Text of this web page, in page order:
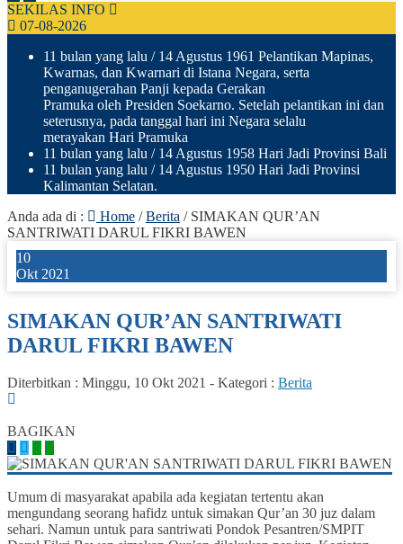
SEKILAS INFO
07-08-2026
11 bulan yang lalu / 14 Agustus 1961 Pelantikan Mapinas,
Kwarnas, dan Kwarnari di Istana Negara, serta
penganugerahan Panji kepada Gerakan
Pramuka oleh Presiden Soekarno. Setelah pelantikan ini dan
seterusnya, pada tanggal hari ini Negara selalu
merayakan Hari Pramuka
11 bulan yang lalu / 14 Agustus 1958 Hari Jadi Provinsi Bali
11 bulan yang lalu / 14 Agustus 1950 Hari Jadi Provinsi
Kalimantan Selatan.
Anda ada di :
Home /Berita / SIMAKAN QUR’AN
SANTRIWATI DARUL FIKRI BAWEN
10
Okt 2021
SIMAKAN QUR’AN SANTRIWATI
DARUL FIKRI BAWEN
Diterbitkan : Minggu, 10 Okt 2021 - Kategori : Berita
BAGIKAN
Umum di masyarakat apabila ada kegiatan tertentu akan
mengundang seorang hafidz untuk simakan Qur’an 30 juz dalam
sehari. Namun untuk para santriwati Pondok Pesantren/SMPIT